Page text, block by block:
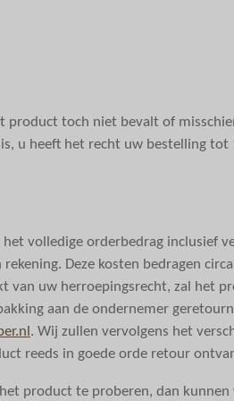
toch niet bevalt of
u heeft het recht uw bestelling tot
volledige orderbedrag inclusief
Deze kosten bedragen
van uw herroepingsrecht, zal het
aan de ondernemer
. Wij zullen vervolgens het
reeds in goede orde retour
product te proberen, dan kunnen